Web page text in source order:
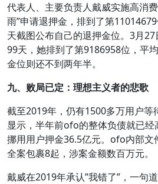
代表人、主要负责人戴威实施高消
雨”申请退押金，排到了第
天截图公布自己的退押金位。3月27
99天，她排到了第9186958位，平
金位则还不到两年半。
九、败局已定：理想主义者的悲歌
截至2019年，仍有1500多万用户
显示，半年前ofo的整体负债就已经
挪用用户押金36.5亿元。ofo内部
全案包裹8起，涉案金额数百万元。
戴威在2019年承认”我错了”，一句